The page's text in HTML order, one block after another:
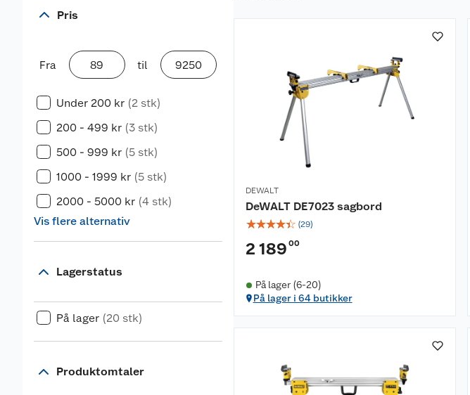
Pris
Fra til
Under 200 kr (2 stk)
200 - 499 kr (3 stk)
500 - 999 kr (5 stk)
1000 - 1999 kr (5 stk)
2000 - 5000 kr (4 stk)
Vis flere alternativ
Lagerstatus
På lager (20 stk)
Produktomtaler
DEWALT
DeWALT DE7023 sagbord
☆☆☆☆☆ (29)
2 189 00
På lager (6-20)
På lager i 64 butikker